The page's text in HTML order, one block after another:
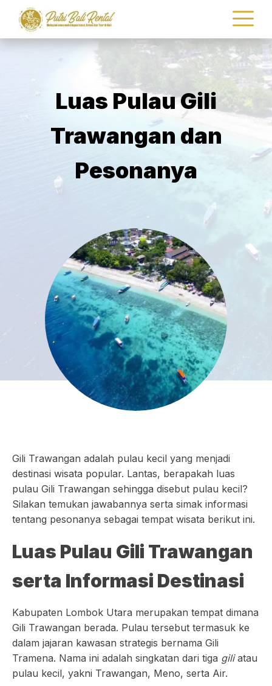
Luas Pulau Gili
Trawangan dan
Pesonanya
Gili Trawangan adalah pulau kecil yang menjadi
destinasi wisata popular. Lantas, berapakah luas
pulau Gili Trawangan sehingga disebut pulau kecil?
Silakan temukan jawabannya serta simak informasi
tentang pesonanya sebagai tempat wisata berikut ini.
Luas Pulau Gili Trawangan
serta Informasi Destinasi
Kabupaten Lombok Utara merupakan tempat dimana
Gili Trawangan berada. Pulau tersebut termasuk ke
dalam jajaran kawasan strategis bernama Gili
Tramena. Nama ini adalah singkatan dari tiga giliatau
pulau kecil, yakni Trawangan, Meno, serta Air.